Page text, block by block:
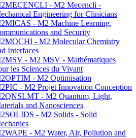
- M2 Mecencli -
Engineering for Clinicians
- M2 Machine Learning,
and Security
- M2 Molecular Chemistry
Interfaces
- M2 MSV - Mathématiques
les Sciences du Vivant
- M2 Optimisation
- M2 Projet Innovation Conception
- M2 Quantum, Light,
and Nanosciences
- M2 Solids - Solid
- M2 Water, Air, Pollution and